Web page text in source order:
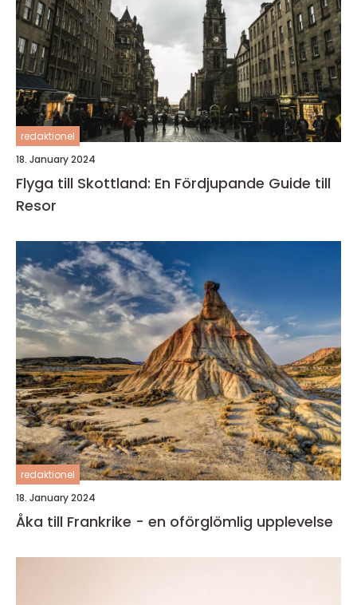
redaktionel
18. January 2024
Flyga till Skottland: En Fördjupande Guide till
Resor
redaktionel
18. January 2024
Åka till Frankrike - en oförglömlig upplevelse